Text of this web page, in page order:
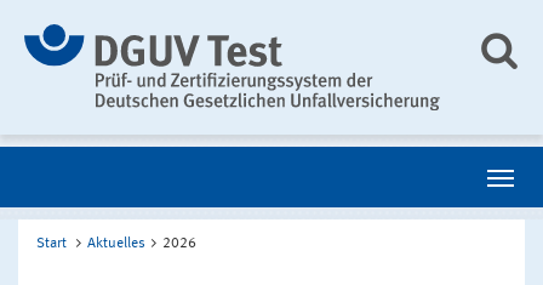
Start Aktuelles 2026